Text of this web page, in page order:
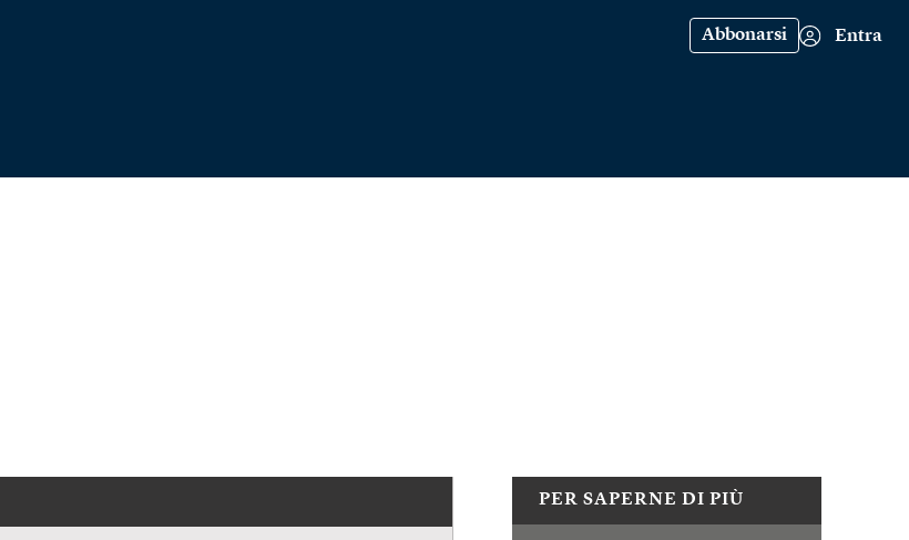
Abbonarsi Entra
PER SAPERNE DI PIÙ